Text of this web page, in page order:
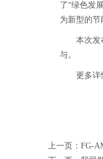
了“绿色发
为新型的节
本次发布
与。
更多详情
上一页： FG-